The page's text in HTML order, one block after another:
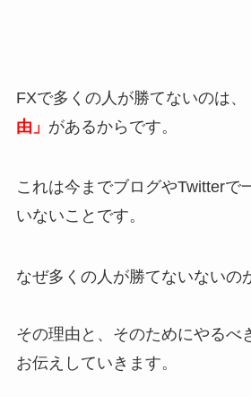
FXで多くの人が勝てないのは、
由」 があるからです。
これは今までブログやTwitterで
いないことです。
なぜ多くの人が勝てないないの
その理由と、そのためにやるべ
お伝えしていきます。